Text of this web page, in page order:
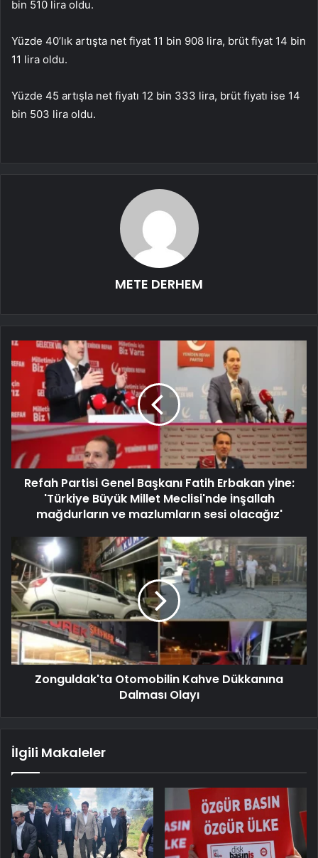
bin 510 lira oldu.
Yüzde 40’lık artışta net fiyat 11 bin 908 lira, brüt fiyat 14 bin
11 lira oldu.
Yüzde 45 artışla net fiyatı 12 bin 333 lira, brüt fiyatı ise 14
bin 503 lira oldu.
METE DERHEM
Refah Partisi Genel Başkanı Fatih Erbakan yine:
'Türkiye Büyük Millet Meclisi'nde inşallah
mağdurların ve mazlumların sesi olacağız'
Zonguldak'ta Otomobilin Kahve Dükkanına
Dalması Olayı
İlgili Makaleler